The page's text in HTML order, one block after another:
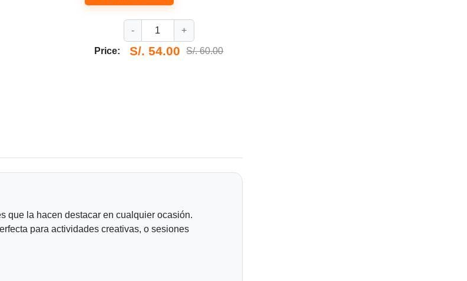
Price: S/. 54.00 S/. 60.00
- 1 +
que la hacen destacar en cualquier ocasión.
para actividades creativas, o sesiones